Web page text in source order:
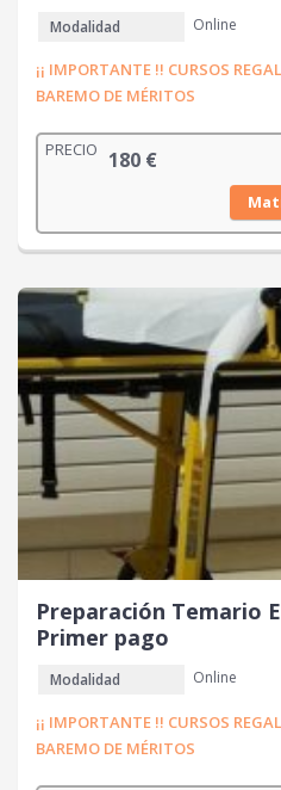
Modalidad Online
¡¡ IMPORTANTE !! CURSOS
BAREMO DE MÉRITOS
PRECIO 180 €
Preparación Temario
Primer pago
Modalidad Online
¡¡ IMPORTANTE !! CURSOS
BAREMO DE MÉRITOS